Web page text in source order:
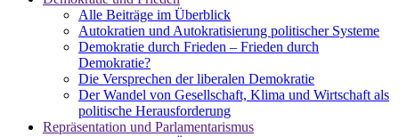
Alle Beiträge im Überblick
Autokratien und Autokratisierung politischer Systeme
Demokratie durch Frieden – Frieden durch
Demokratie?
Die Versprechen der liberalen Demokratie
Der Wandel von Gesellschaft, Klima und Wirtschaft als
politische Herausforderung
Repräsentation und Parlamentarismus